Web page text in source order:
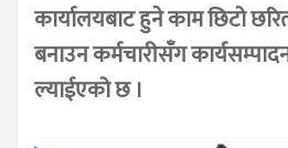
कार्यालयबाट हुने काम छिटो
बनाउन कर्मचारीसँग
ल्याईएको छ ।